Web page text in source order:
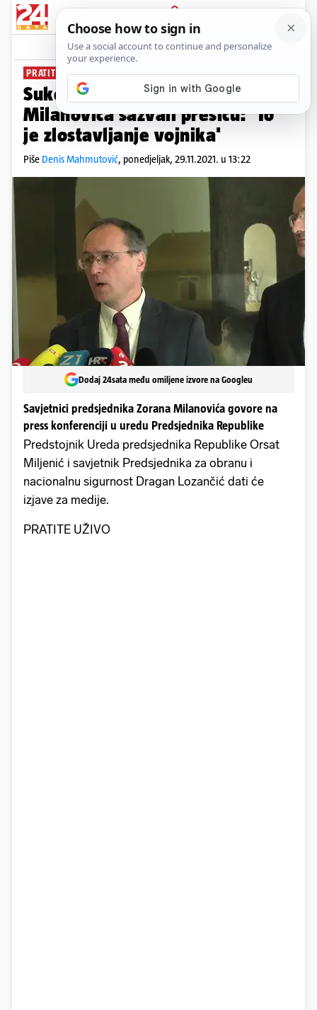
PRIJAVA
News Komentari
PRATITE UŽIVO
Sukob oko dnevnica, savjetnici
Milanovića sazvali presicu: 'To
je zlostavljanje vojnika'
Piše Denis Mahmutović, ponedjeljak, 29.11.2021. u 13:22
Dodaj 24sata među omiljene izvore na Googleu
Savjetnici predsjednika Zorana Milanovića govore na
press konferenciji u uredu Predsjednika Republike
Predstojnik Ureda predsjednika Republike Orsat
Miljenić i savjetnik Predsjednika za obranu i
nacionalnu sigurnost Dragan Lozančić dati će
izjave za medije.
PRATITE UŽIVO